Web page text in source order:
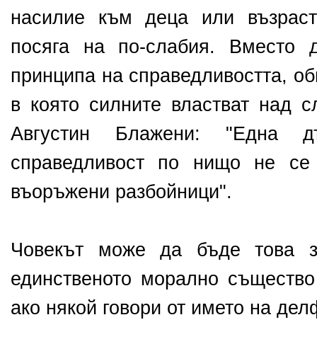
насилие към деца или
посяга на по-слабия. Вместо
принципа на справедливостта,
в която силните властват над
Августин Блажени: "Една
справедливост по нищо не
въоръжени разбойници".
Човекът може да бъде това
единственото морално
ако някой говори от името на